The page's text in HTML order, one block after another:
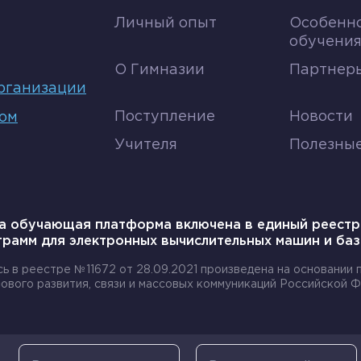
огромную пробоину.
Они исследовали все Средиземное море,
островов, финикийцы назвали их
прошли вдоль всего континента, а затем
им Средиземное море. Это
года.
Личный опыт
обучения
О Гимназии
Поступление Новости
Учителя
обучающая платформа включена в единый реестр
для электронных вычислительных машин и
в реестре №11672 от 28.09.2021 произведена на основании
развития, связи и массовых коммуникаций Российской